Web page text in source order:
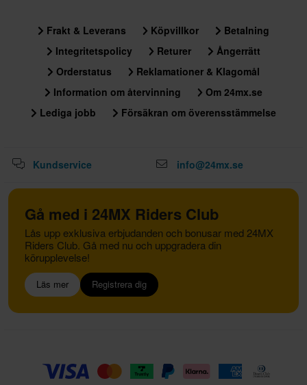
Frakt & Leverans Köpvillkor
Betalning
Integritetspolicy
Returer
Ångerrätt
Orderstatus
Reklamationer & Klagomål
Information om återvinning
Om 24mx.se
Lediga jobb
Försäkran om överensstämmelse
Kundservice info@24mx.se
Gå med i 24MX Riders Club
Lås upp exklusiva erbjudanden och bonusar med 24MX
Riders Club. Gå med nu och uppgradera din
körupplevelse!
Läs mer Registrera dig